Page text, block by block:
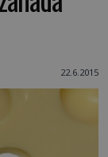
22.6.2015